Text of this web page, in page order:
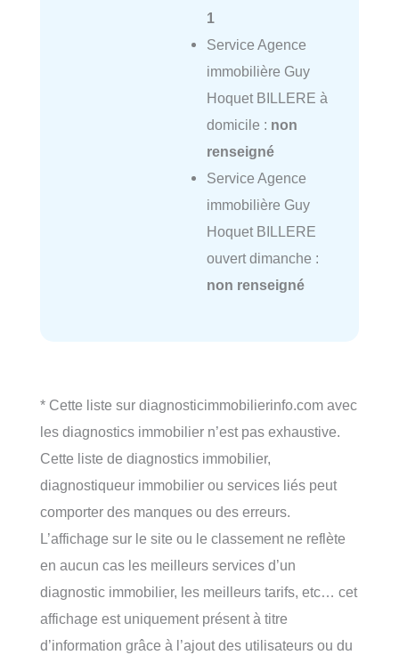
1
Service Agence
immobilière Guy
Hoquet BILLERE à
domicile : non
renseigné
Service Agence
immobilière Guy
Hoquet BILLERE
ouvert dimanche :
non renseigné
* Cette liste sur diagnosticimmobilierinfo.com avec
les diagnostics immobilier n’est pas exhaustive.
Cette liste de diagnostics immobilier,
diagnostiqueur immobilier ou services liés peut
comporter des manques ou des erreurs.
L’affichage sur le site ou le classement ne reflète
en aucun cas les meilleurs services d’un
diagnostic immobilier, les meilleurs tarifs, etc… cet
affichage est uniquement présent à titre
d’information grâce à l’ajout des utilisateurs ou du